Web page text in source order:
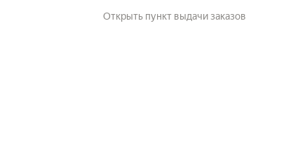
Открыть пункт выдачи заказов